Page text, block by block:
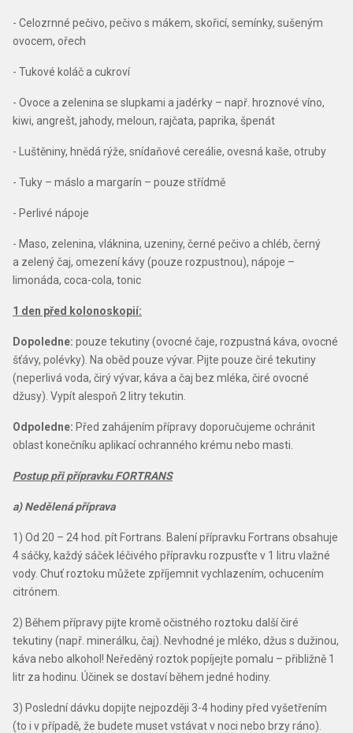
- Celozrnné pečivo, pečivo s mákem, skořicí, semínky, sušeným
ovocem, ořech
- Tukové koláč a cukroví
- Ovoce a zelenina se slupkami a jadérky – např. hroznové víno,
kiwi, angrešt, jahody, meloun, rajčata, paprika, špenát
- Luštěniny, hnědá rýže, snídaňové cereálie, ovesná kaše, otruby
- Tuky – máslo a margarín – pouze střídmě
- Perlivé nápoje
- Maso, zelenina, vláknina, uzeniny, černé pečivo a chléb, černý
a zelený čaj, omezení kávy (pouze rozpustnou), nápoje –
limonáda, coca-cola, tonic
1 den před kolonoskopií:
Dopoledne: pouze tekutiny (ovocné čaje, rozpustná káva, ovocné
šťávy, polévky). Na oběd pouze vývar. Pijte pouze čiré tekutiny
(neperlivá voda, čirý vývar, káva a čaj bez mléka, čiré ovocné
džusy). Vypít alespoň 2 litry tekutin.
Odpoledne: Před zahájením přípravy doporučujeme ochránit
oblast konečníku aplikací ochranného krému nebo masti.
Postup při přípravku FORTRANS
a) Nedělená příprava
1) Od 20 – 24 hod. pít Fortrans. Balení přípravku Fortrans obsahuje
4 sáčky, každý sáček léčivého přípravku rozpusťte v 1 litru vlažné
vody. Chuť roztoku můžete zpříjemnit vychlazením, ochucením
citrónem.
2) Během přípravy pijte kromě očistného roztoku další čiré
tekutiny (např. minerálku, čaj). Nevhodné je mléko, džus s dužinou,
káva nebo alkohol! Neředěný roztok popíjejte pomalu – přibližně 1
litr za hodinu. Účinek se dostaví během jedné hodiny.
3) Poslední dávku dopijte nejpozději 3-4 hodiny před vyšetřením
(to i v případě, že budete muset vstávat v noci nebo brzy ráno).